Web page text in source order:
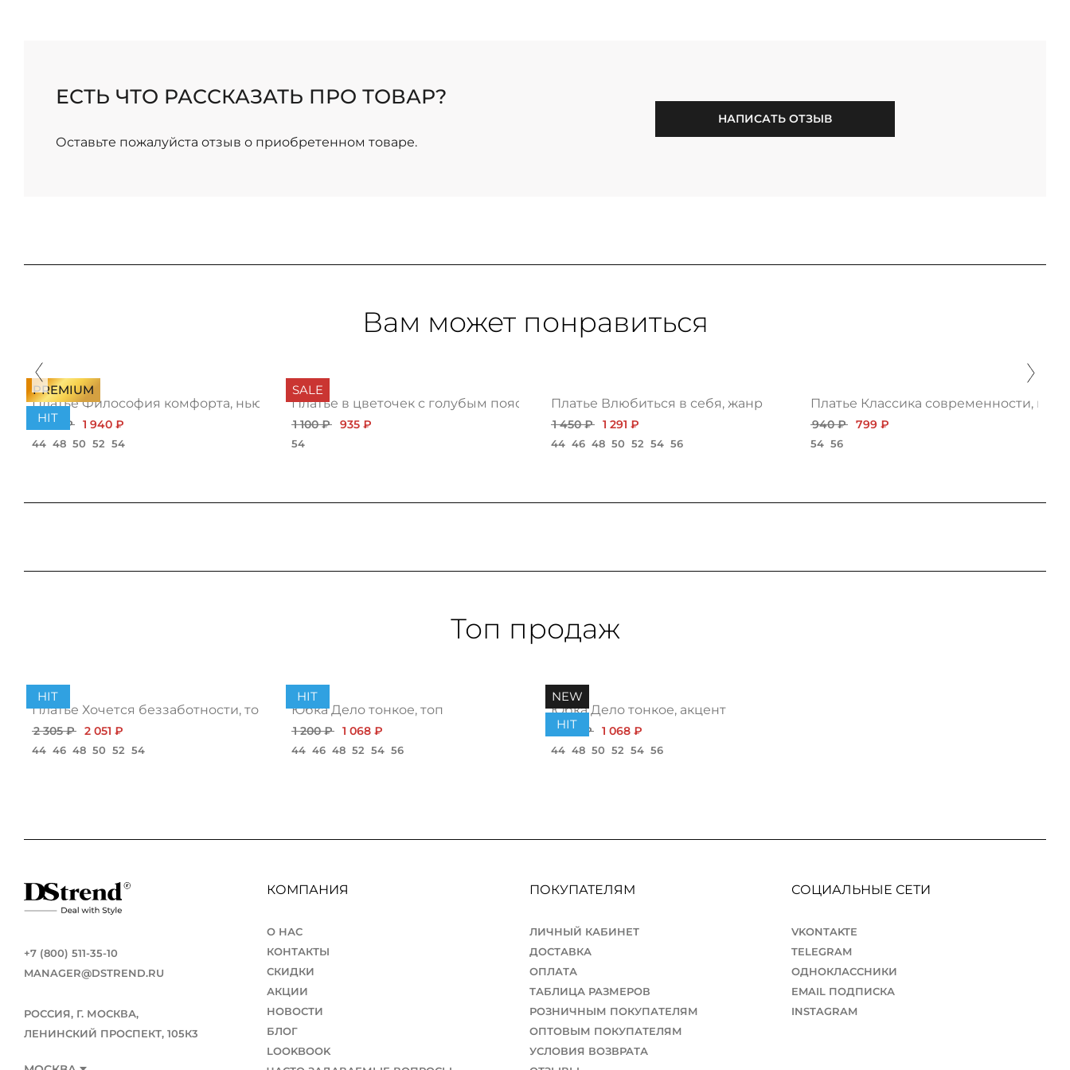
ЕСТЬ ЧТО РАССКАЗАТЬ ПРО ТОВАР?
Оставьте пожалуйста отзыв о приобретенном товаре.
НАПИСАТЬ ОТЗЫВ
Вам может понравиться
PREMIUM
HIT
Платье Философия комфорта, нью
2 180 ₽ 1 940 ₽
44 48 50 52 54
SALE
Платье в цветочек с голубым поясом
1 100 ₽ 935 ₽
54
Платье Влюбиться в себя, жанр
1 450 ₽ 1 291 ₽
44 46 48 50 52 54 56
Платье Классика современности,
940 ₽ 799 ₽
54 56
Топ продаж
HIT
Платье Хочется беззаботности, топ
2 305 ₽ 2 051 ₽
44 46 48 50 52 54
HIT
Юбка Дело тонкое, топ
1 200 ₽ 1 068 ₽
44 46 48 52 54 56
NEW
HIT
Юбка Дело тонкое, акцент
1 200 ₽ 1 068 ₽
44 48 50 52 54 56
+7 (800) 511-35-10
MANAGER@DSTREND.RU
РОССИЯ, Г. МОСКВА,
ЛЕНИНСКИЙ ПРОСПЕКТ, 105К3
КОМПАНИЯ
О НАС
КОНТАКТЫ
СКИДКИ
АКЦИИ
НОВОСТИ
БЛОГ
LOOKBOOK
ПОКУПАТЕЛЯМ
ЛИЧНЫЙ КАБИНЕТ
ДОСТАВКА
ОПЛАТА
ТАБЛИЦА РАЗМЕРОВ
РОЗНИЧНЫМ ПОКУПАТЕЛЯМ
ОПТОВЫМ ПОКУПАТЕЛЯМ
УСЛОВИЯ ВОЗВРАТА
СОЦИАЛЬНЫЕ СЕТИ
VKONTAKTE
TELEGRAM
ОДНОКЛАССНИКИ
EMAIL ПОДПИСКА
INSTAGRAM